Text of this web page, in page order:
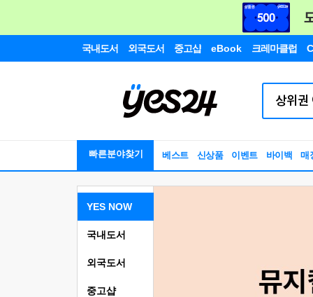
국내도서 외국도서 중고샵 eBook 크레마클럽
빠른분야찾기 베스트 신상품 이벤트 바이백 매
YES NOW
국내도서
외국도서
중고샵